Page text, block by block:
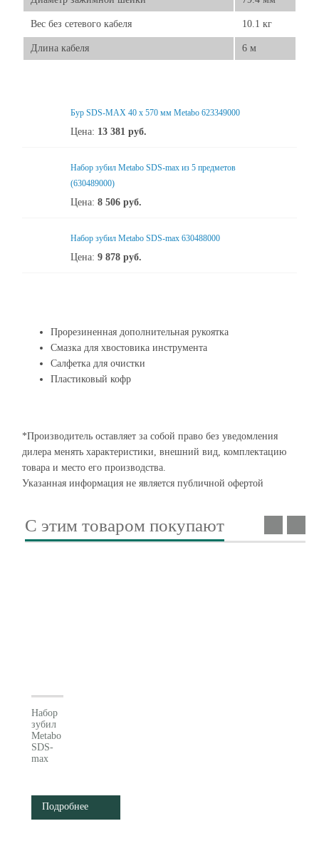
Вес без сетевого кабеля 10.1 кг
Длина кабеля 6 м
Бур SDS-MAX 40 x 570 мм Metabo 623349000
Цена: 13 381 руб.
Набор зубил Metabo SDS-max из 5 предметов
(630489000)
Цена: 8 506 руб.
Набор зубил Metabo SDS-max 630488000
Цена: 9 878 руб.
Прорезиненная дополнительная рукоятка
Смазка для хвостовика инструмента
Салфетка для очистки
Пластиковый кофр
*Производитель оставляет за собой право без уведомления
дилера менять характеристики, внешний вид, комплектацию
товара и место его производства.
Указанная информация не является публичной офертой
С этим товаром покупают
Набор
зубил
Metabo
SDS-
max
Подробнее